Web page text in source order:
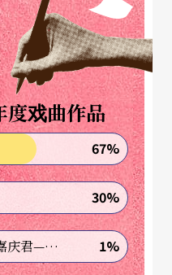
趁此机会，我们将深
名马戏团，探讨新马
魁北克何以成为世界
度戏曲作品
67%
30%
《转生到异世界成为嘉庆君—发现我的祖先是诈骗集团!?》 1%